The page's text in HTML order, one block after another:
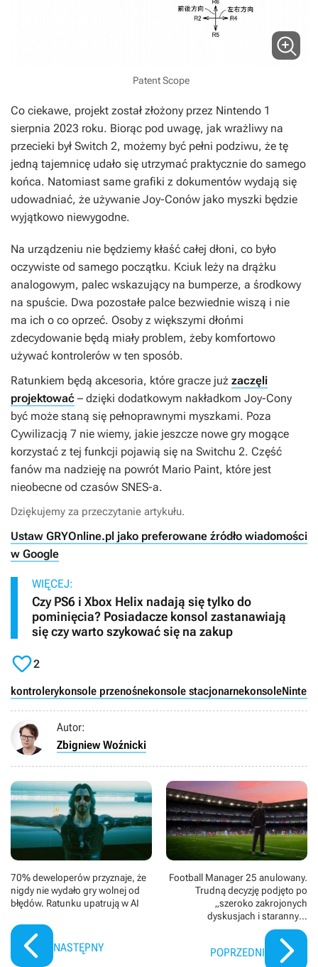
Patent Scope
Co ciekawe, projekt został złożony przez Nintendo 1
sierpnia 2023 roku. Biorąc pod uwagę, jak wrażliwy na
przecieki był Switch 2, możemy być pełni podziwu, że tę
jedną tajemnicę udało się utrzymać praktycznie do samego
końca. Natomiast same grafiki z dokumentów wydają się
udowadniać, że używanie Joy-Conów jako myszki będzie
wyjątkowo niewygodne.
Na urządzeniu nie będziemy kłaść całej dłoni, co było
oczywiste od samego początku. Kciuk leży na drążku
analogowym, palec wskazujący na bumperze, a środkowy
na spuście. Dwa pozostałe palce bezwiednie wiszą i nie
ma ich o co oprzeć. Osoby z większymi dłońmi
zdecydowanie będą miały problem, żeby komfortowo
używać kontrolerów w ten sposób.
Ratunkiem będą akcesoria, które gracze już zaczęli
projektować – dzięki dodatkowym nakładkom Joy-Cony
być może staną się pełnoprawnymi myszkami. Poza
Cywilizacją 7 nie wiemy, jakie jeszcze nowe gry mogące
korzystać z tej funkcji pojawią się na Switchu 2. Część
fanów ma nadzieję na powrót Mario Paint, które jest
nieobecne od czasów SNES-a.
Dziękujemy za przeczytanie artykułu.
Ustaw GRYOnline.pl jako preferowane źródło wiadomości
w Google
WIĘCEJ:
Czy PS6 i Xbox Helix nadają się tylko do
pominięcia? Posiadacze konsol zastanawiają
się czy warto szykować się na zakup
2
kontrolerykonsole przenośnekonsole stacjonarnekonsole
Autor:
Zbigniew Woźnicki
70% deweloperów przyznaje, że
nigdy nie wydało gry wolnej od
błędów. Ratunku upatrują w AI
NASTĘPNY
Football Manager 25 anulowany.
Trudną decyzję podjęto po
„szeroko zakrojonych
dyskusjach i starannym
rozpatrzeniu sprawy z firmą
SEGA"
POPRZEDNI